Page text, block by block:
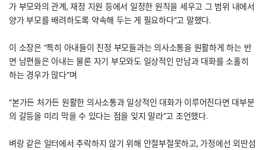
가 부모와의 관계, 재정 지원 등에서 일정한 원칙을 세우고 그 범위 내에서
양가 부모를 배려하도록 약속해 두는 게 필요하다”고 말했다.
이 소장은 “특히 아내들이 친정 부모들과는 의사소통을 원활하게 하는 반
면 남편들은 아내는 물론 자기 부모와도 일상적인 만남과 대화를 소홀히
하는 경우가 많다”며
“본가든 처가든 원활한 의사소통과 일상적인 대화가 이루어진다면 대부분
의 갈등을 미리 막을 수 있다는 점을 잊지 말라”고 조언했다.
벼랑 같은 일터에서 추락하지 않기 위해 안절부절못하고, 가정에선 외딴섬